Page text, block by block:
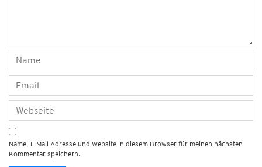
Name, E-Mail-Adresse und Website in diesem Browser für meinen nächsten
Kommentar speichern.